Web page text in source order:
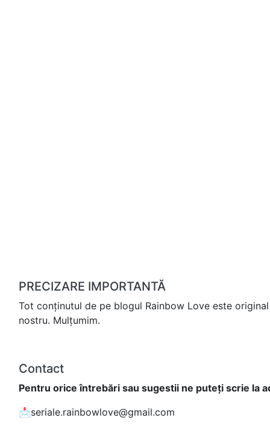
PRECIZARE IMPORTANTĂ
Tot conținutul de pe blogul Rainbow Love este
nostru. Mulțumim.
Contact
Pentru orice întrebări sau sugestii ne puteți scrie la
📩seriale.rainbowlove@gmail.com